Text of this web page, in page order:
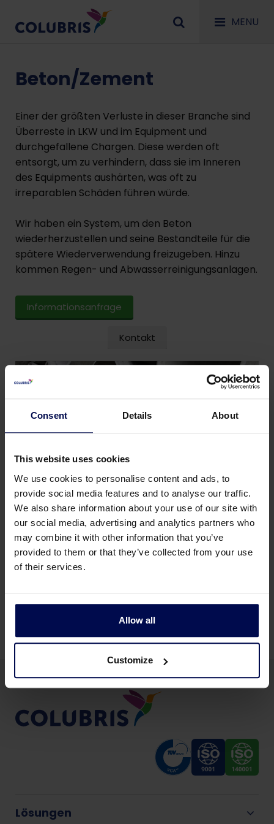
Consent Details About
This website uses cookies
We use cookies to personalise content and ads, to
provide social media features and to analyse our traffic.
We also share information about your use of our site with
our social media, advertising and analytics partners who
may combine it with other information that you’ve
provided to them or that they’ve collected from your use
of their services.
Allow all
Customize
MENU
Beton/Zement
Einer der größten Verluste in dieser Branche sind
Überreste in LKW und im Equipment und
durchgefallene Chargen. Diese werden oft
entsorgt, um zu verhindern, dass sie im Inneren
des Equipments aushärten, was oft zu
irreparablen Schäden führen würde.
Wir haben ein System, um den Beton
wiederherzustellen und seine Bestandteile für die
spätere Wiederverwendung freizugeben. Hinzu
kommen Regen- und Abwasserreinigungsanlagen.
Informationsanfrage
Kontakt
Lösungen